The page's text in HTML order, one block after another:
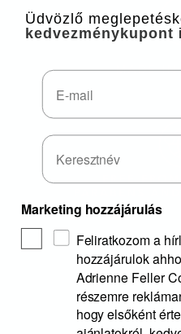
Üdvözlő
kedvezménykupont
Email
Marketing hozzájárulás
Feliratkozom a
hozzájárulok
Adrienne Feller
részemre
hogy elsőként